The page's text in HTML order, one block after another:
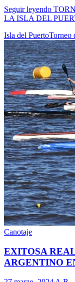
Seguir leyendo
LA ISLA DEL
Isla del PuertoTorneo
Canotaje
EXITOSA
ARGENTINO